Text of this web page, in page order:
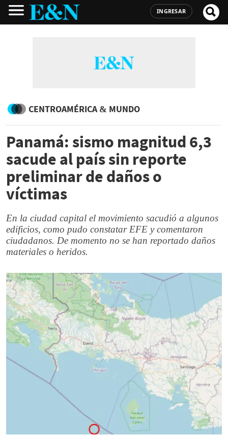
INGRESAR
CENTROAMÉRICA & MUNDO
Panamá: sismo magnitud 6,3
sacude al país sin reporte
preliminar de daños o
víctimas
En la ciudad capital el movimiento sacudió a algunos
edificios, como pudo constatar EFE y comentaron
ciudadanos. De momento no se han reportado daños
materiales o heridos.